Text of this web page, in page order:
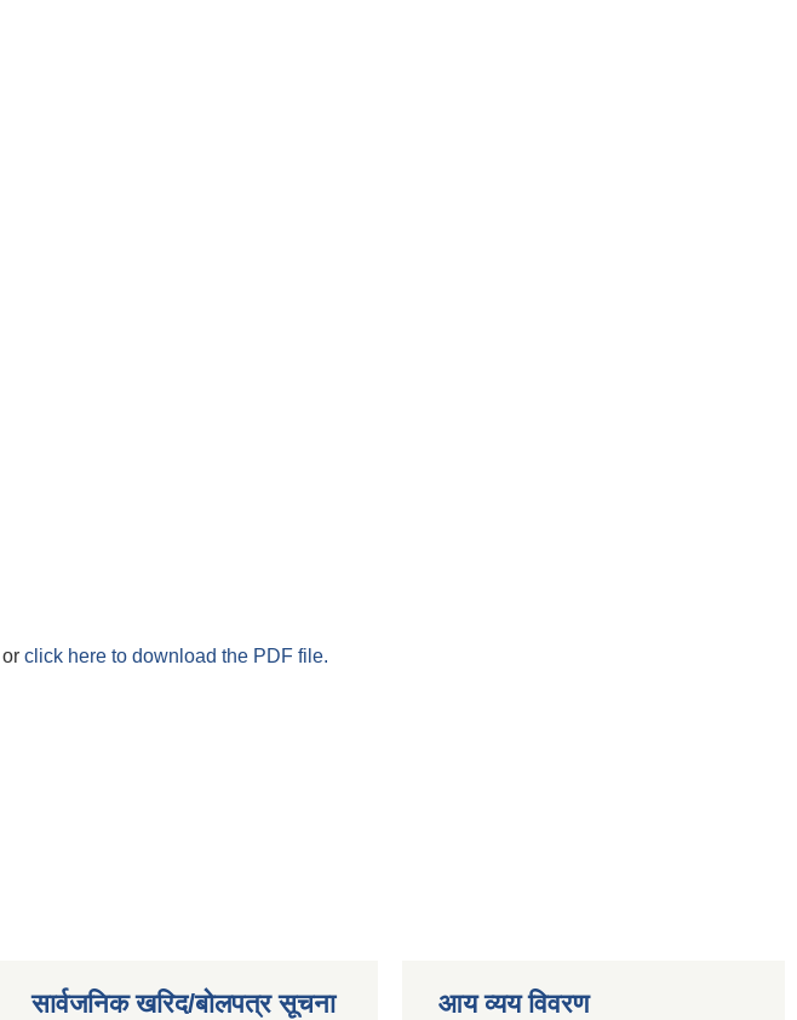
or click here to download the PDF file.
सार्वजनिक खरिद/बोलपत्र सूचना आय व्यय विवरण